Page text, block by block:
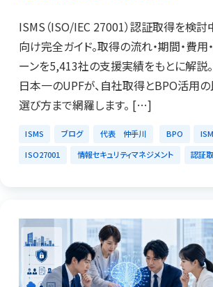
ISMS（ISO/IEC 27001）認証取得を検
向け完全ガイド。取得の流れ・期間・費用
ーンを5,413社の支援実績をもとに解説
日本一のUPFが、自社取得とBPO活用
選び方まで網羅します。 […]
ISMS ブログ 代表 仲手川 BPO
ISO27001
情報セキュリティマネジメント 認証